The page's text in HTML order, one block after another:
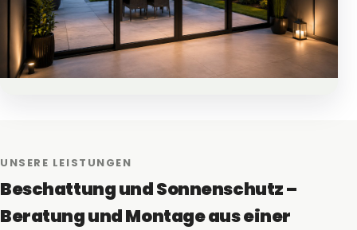
UNSERE LEISTUNGEN
Beschattung und Sonnenschutz –
Beratung und Montage aus einer